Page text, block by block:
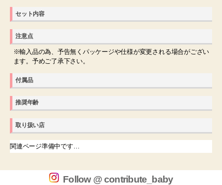
セット内容
注意点
※輸入品の為、予告無くパッケージや仕様が変更される場合がござい
ます。予めご了承下さい。
付属品
推奨年齢
取り扱い店
関連ページ準備中です…
Follow @ contribute_baby